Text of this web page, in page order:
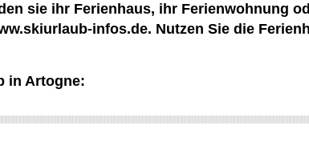
sie ihr Ferienhaus, ihr Ferienwohnung
infos.de. Nutzen Sie die
in Artogne: